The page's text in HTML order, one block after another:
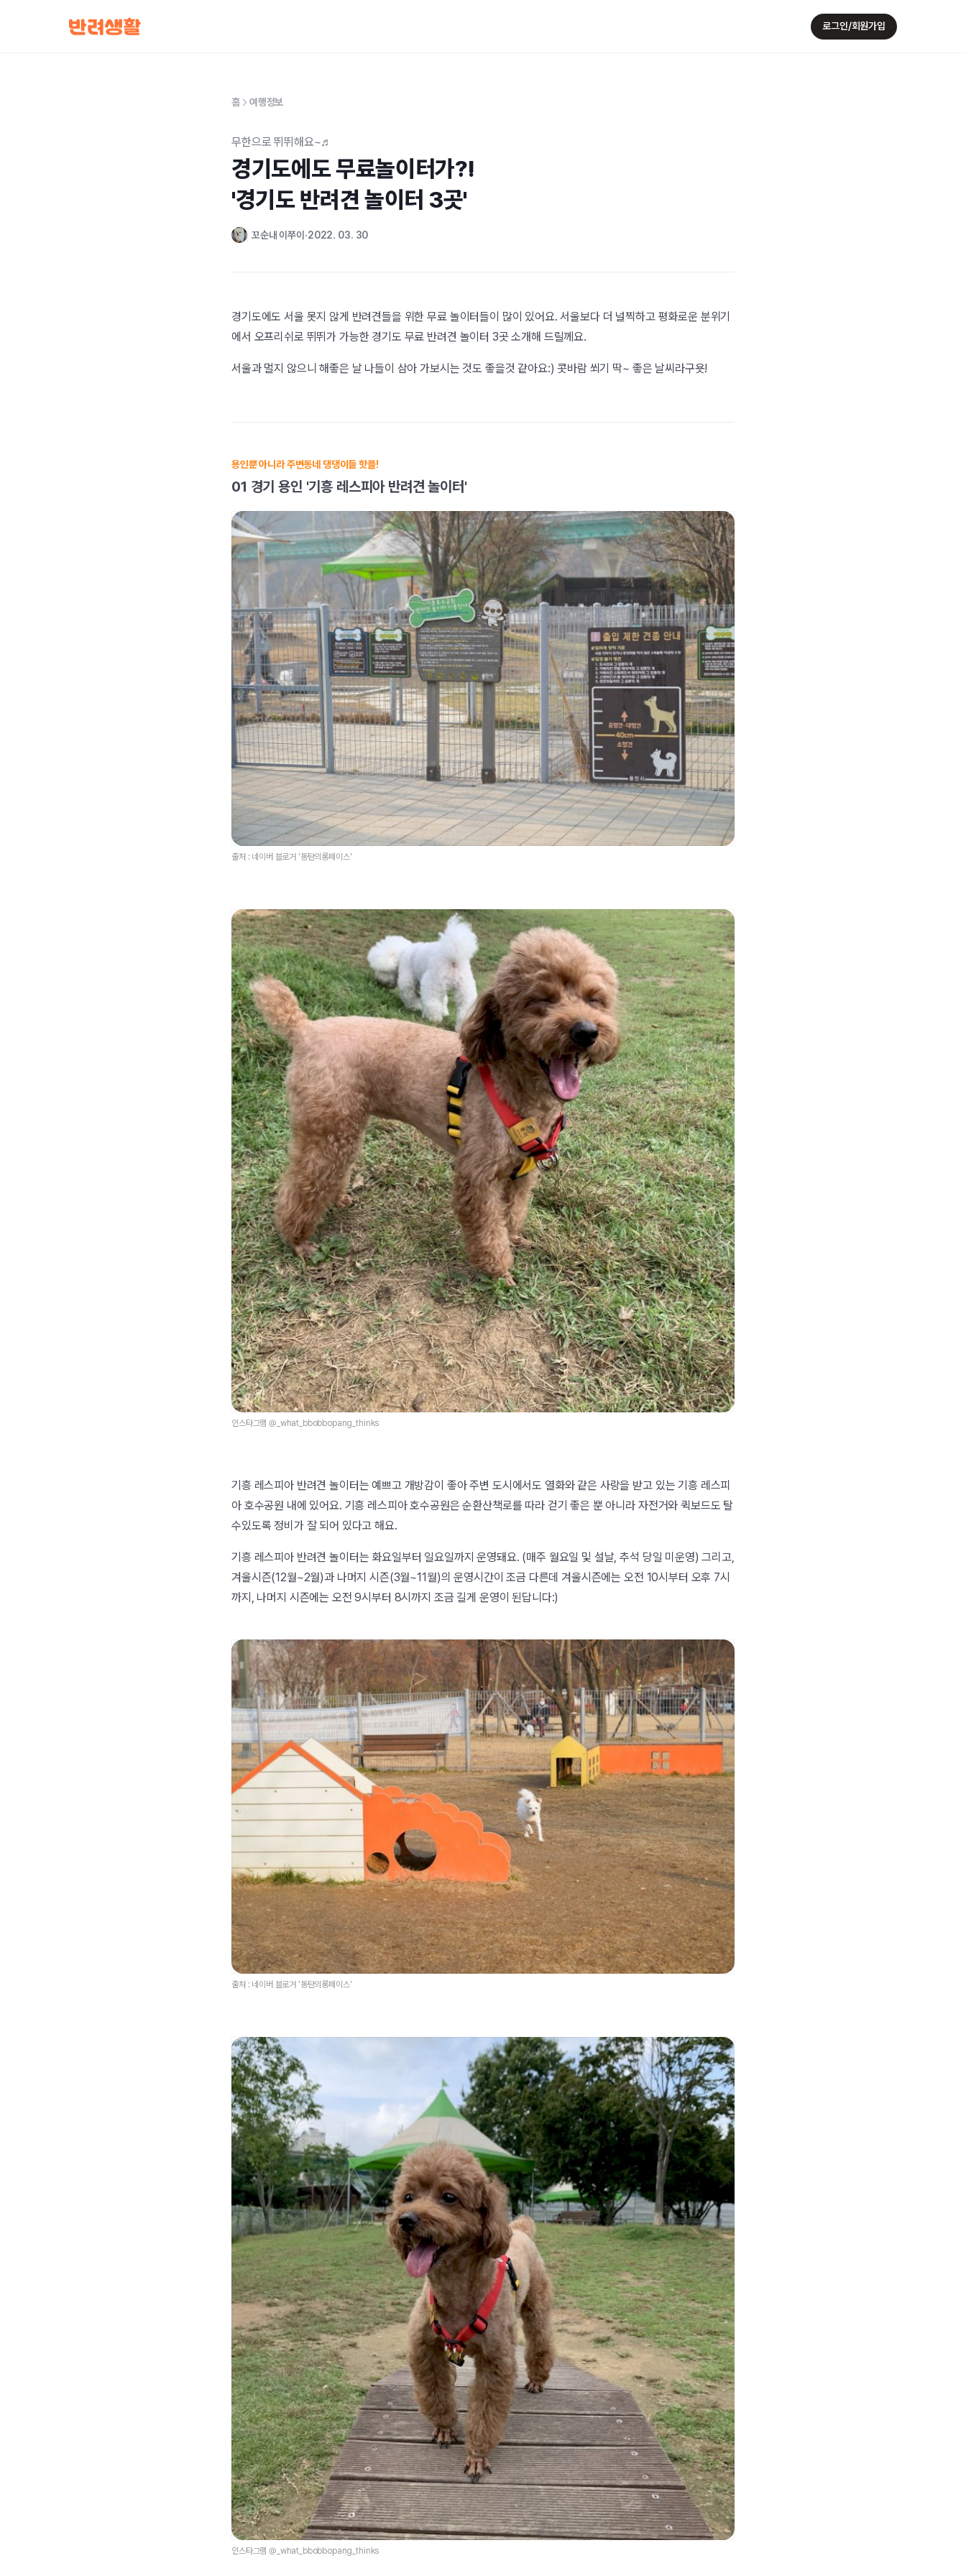
로그인/회원가입
홈 여행정보
무한으로 뛰뛰해요~♬
경기도에도 무료놀이터가?!
'경기도 반려견 놀이터 3곳'
꼬순내 이쭈이 2022. 03. 30
경기도에도 서울 못지 않게 반려견들을 위한 무료 놀이터들이 많이 있어요. 서울보다 더 널찍하고 평화로운 분위기
에서 오프리쉬로 뛰뛰가 가능한 경기도 무료 반려견 놀이터 3곳 소개해 드릴께요.
서울과 멀지 않으니 해좋은 날 나들이 삼아 가보시는 것도 좋을것 같아요:) 콧바람 쐬기 딱~ 좋은 날씨라구욧!
용인뿐 아니라 주변동네 댕댕이들 핫플!
01 경기 용인 '기흥 레스피아 반려견 놀이터'
출처 : 네이버 블로거 '동탄의롱페이스'
인스타그램 @_what_bbobbopang_thinks
기흥 레스피아 반려견 놀이터는 예쁘고 개방감이 좋아 주변 도시에서도 열화와 같은 사랑을 받고 있는 기흥 레스피
아 호수공원 내에 있어요. 기흥 레스피아 호수공원은 순환산책로를 따라 걷기 좋은 뿐 아니라 자전거와 퀵보드도 탈
수있도록 정비가 잘 되어 있다고 해요.
기흥 레스피아 반려견 놀이터는 화요일부터 일요일까지 운영돼요. (매주 월요일 및 설날, 추석 당일 미운영) 그리고,
겨울시즌(12월~2월)과 나머지 시즌(3월~11월)의 운영시간이 조금 다른데 겨울시즌에는 오전 10시부터 오후 7시
까지, 나머지 시즌에는 오전 9시부터 8시까지 조금 길게 운영이 된답니다:)
출처 : 네이버 블로거 '동탄의롱페이스'
인스타그램 @_what_bbobbopang_thinks